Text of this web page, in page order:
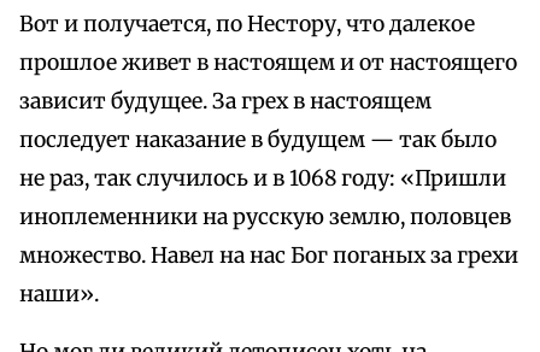
Вот и получается, по Нестору, что далекое
прошлое живет в настоящем и от настоящего
зависит будущее. За грех в настоящем
последует наказание в будущем — так было
не раз, так случилось и в 1068 году: «Пришли
иноплеменники на русскую землю, половцев
множество. Навел на нас Бог поганых за грехи
наши».